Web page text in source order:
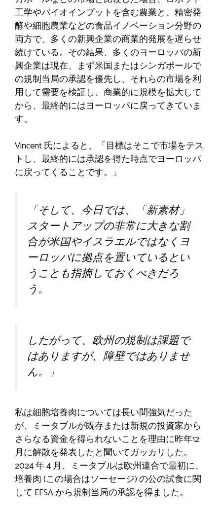
工学やバイオインプットを含む農業と、精密発
酵や細胞農業などの食品イノベーション分野の
両方で、多くの新興企業の商業的発展を遅らせ
続けている。その結果、多くのヨーロッパの新
興企業は現在、まず米国またはシンガポールで
の規制当局の承認を優先し、それらの市場を利
用して需要を検証し、商業的に規模を拡大して
から、最終的にはヨーロッパに戻ってきていま
す。
Vincent 氏によると、「目標はそこで市場をテス
トし、最終的には承認を得た時点でヨーロッパ
に戻ってくることです。」
「そして、今日では、「新素材」
スタートアップの非常に大きな割
合が米国やイスラエルではなくヨ
ーロッパに拠点を置いているとい
うことも指摘しておくべきだろ
う。
したがって、欧州の規制は課題で
はありますが、障壁ではありませ
ん。」 ​
私は細胞培養肉については長い間強気だった
が、ミータブルが既存または新規の投資家から
さらなる資金を得られないことを理由に昨年12
月に解散を発表したと聞いてガッカリした。
2024 年 4 月、ミータブルは欧州連合で最初に、
培養肉 (この場合はソーセージ) の公の試食に関
して EFSA から規制当局の承認を得ました。